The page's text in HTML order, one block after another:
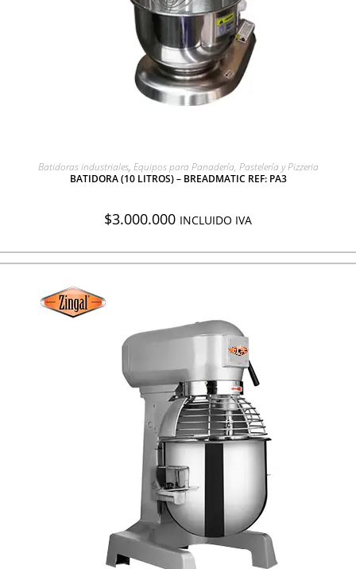
AGREGAR A COTIZACIÓN
Batidoras industriales, Equipos para Panadería, Pastelería y Pizzeria
BATIDORA (10 LITROS) – BREADMATIC REF: PA3
$3.000.000 INCLUIDO IVA